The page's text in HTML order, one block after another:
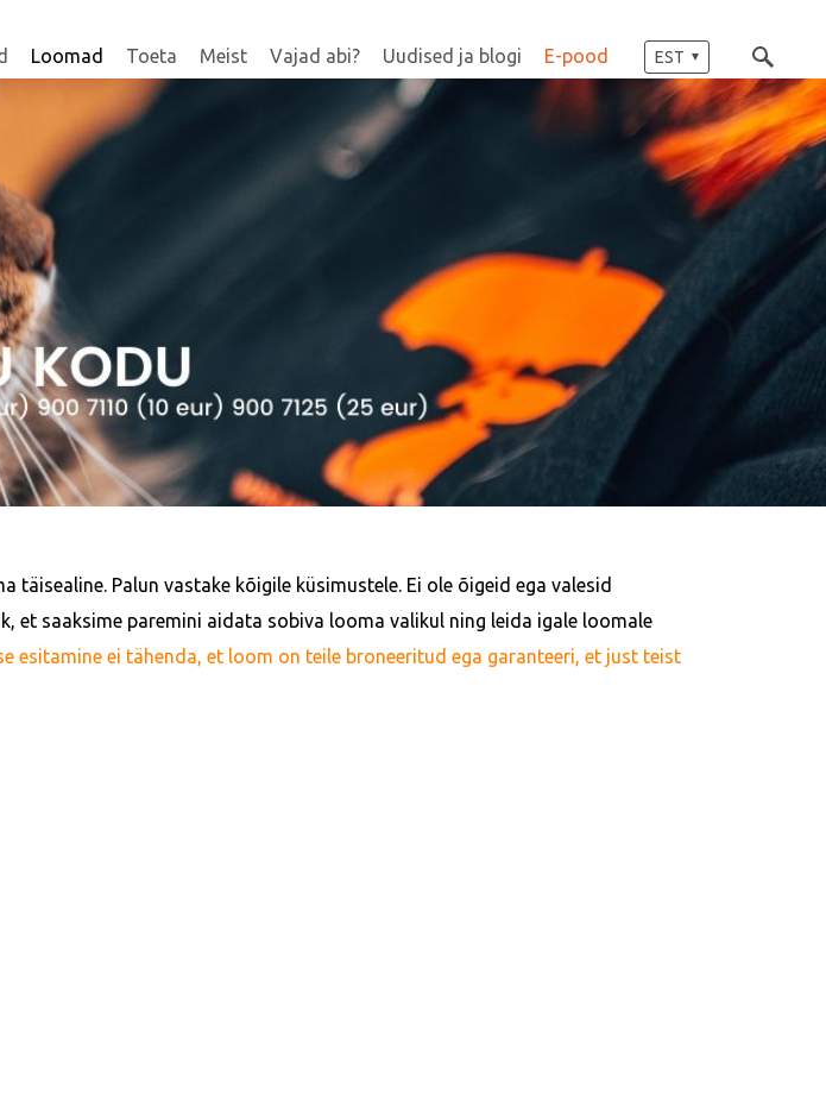
Loomad Toeta Meist Vajad abi? Uudised ja blogi E-pood EST
täisealine. Palun vastake kõigile küsimustele. Ei ole õigeid ega valesid
et saaksime paremini aidata sobiva looma valikul ning leida igale loomale
esitamine ei tähenda, et loom on teile broneeritud ega garanteeri, et just teist